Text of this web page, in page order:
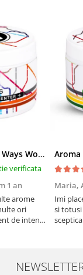
Aroma Narghilea Ways World Trade Center - Piersica cu Ice Tea, 200gr
verificata
1 an
arome
ori
de intens.
Chiar
senzația
Maria,
Imi
si totusi
camera